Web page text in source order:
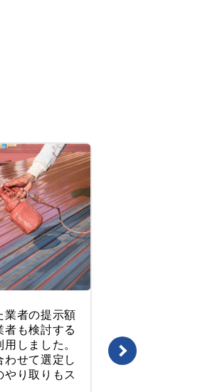
業者の提示額
者も検討する
しました。
わせて選定し
やり取りもス
とても熱心で
られなかった